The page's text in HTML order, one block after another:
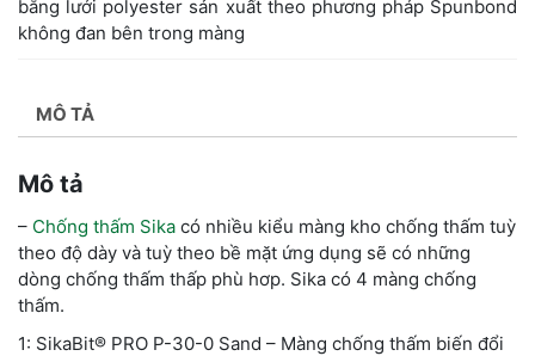
bằng lưới polyester sản xuất theo phương pháp Spunbond
không đan bên trong màng
MÔ TẢ
Mô tả
– Chống thấm Sika có nhiều kiểu màng kho chống thấm tuỳ
theo độ dày và tuỳ theo bề mặt ứng dụng sẽ có những
dòng chống thấm thấp phù hơp. Sika có 4 màng chống
thấm.
1: SikaBit® PRO P-30-0 Sand – Màng chống thấm biến đổi